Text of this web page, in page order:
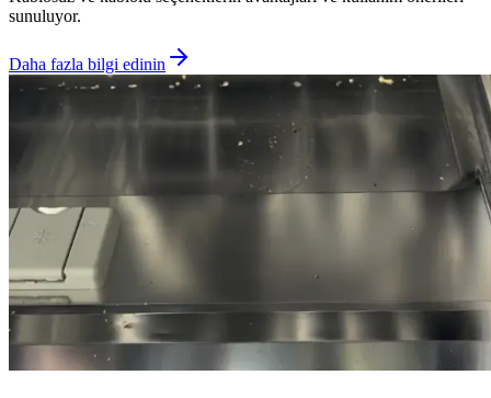
sunuluyor.
Daha fazla bilgi edinin